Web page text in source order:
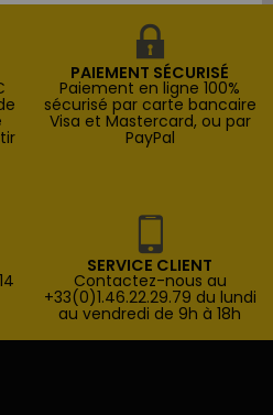
PAIEMENT SÉCURISÉ
Paiement en ligne 100%
sécurisé par carte bancaire
Visa et Mastercard, ou par
PayPal
SERVICE CLIENT
Contactez-nous au
+33(0)1.46.22.29.79 du lundi
au vendredi de 9h à 18h